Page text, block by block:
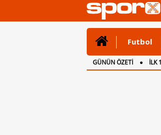
Futbol
GÜNÜN ÖZETİ İLK
CANLI ANLATIM